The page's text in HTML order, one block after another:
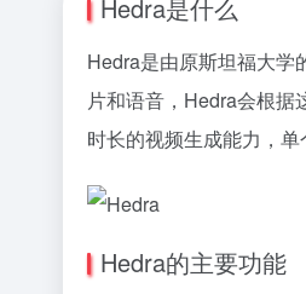
Hedra是什么
Hedra是由原斯坦福大学
片和语音，Hedra会根
时长的视频生成能力，
Hedra的主要功能